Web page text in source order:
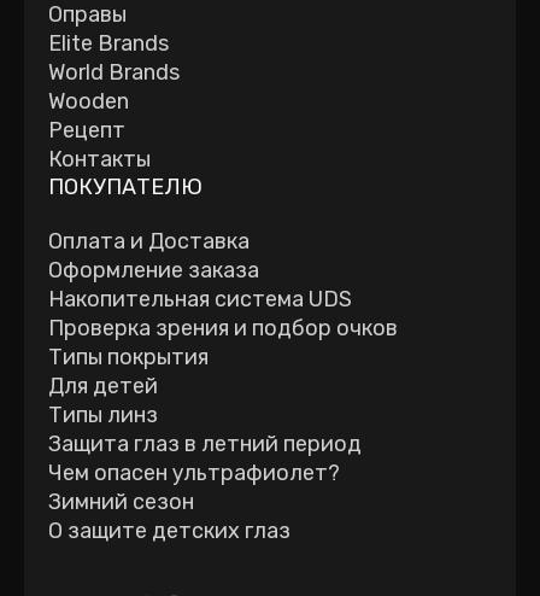
Оправы
Elite Brands
World Brands
Wooden
Рецепт
Контакты
ПОКУПАТЕЛЮ
Оплата и Доставка
Оформление заказа
Накопительная система UDS
Проверка зрения и подбор очков
Типы покрытия
Для детей
Типы линз
Защита глаз в летний период
Чем опасен ультрафиолет?
Зимний сезон
О защите детских глаз